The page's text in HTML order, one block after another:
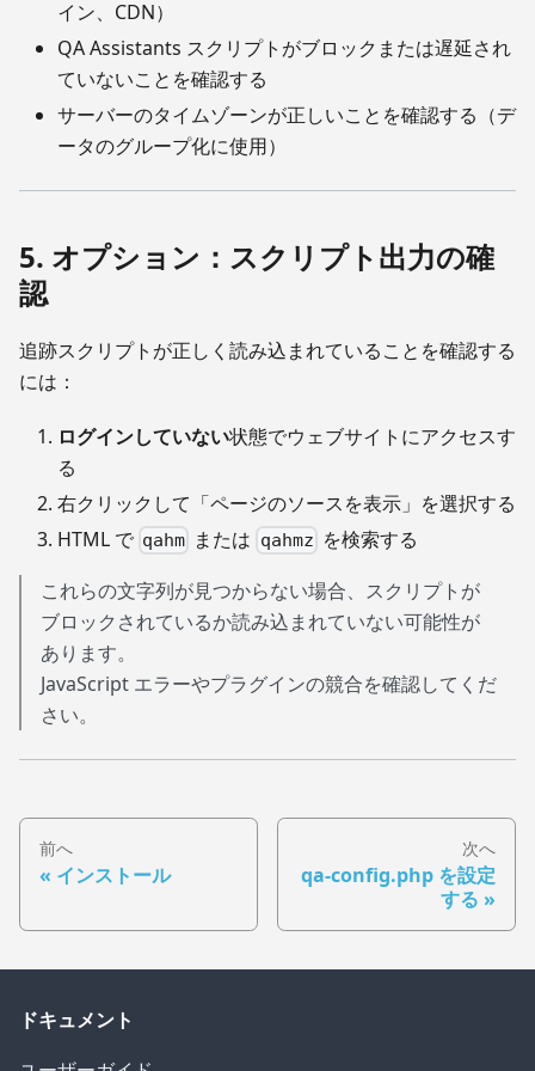
イン、CDN）
QA Assistants スクリプトがブロックまたは遅延され
ていないことを確認する
サーバーのタイムゾーンが正しいことを確認する（デ
ータのグループ化に使用）
5. オプション：スクリプト出力の確
認
追跡スクリプトが正しく読み込まれていることを確認する
には：
ログインしていない状態でウェブサイトにアクセスす
る
右クリックして「ページのソースを表示」を選択する
HTML で qahm または qahmz を検索する
これらの文字列が見つからない場合、スクリプトが
ブロックされているか読み込まれていない可能性が
あります。
JavaScript エラーやプラグインの競合を確認してくだ
さい。
前へ
インストール
次へ
qa-config.php を設定
する
ドキュメント